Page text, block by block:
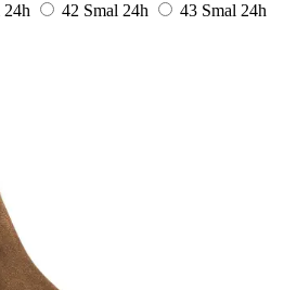
24h 42 Smal 24h 43 Smal 24h